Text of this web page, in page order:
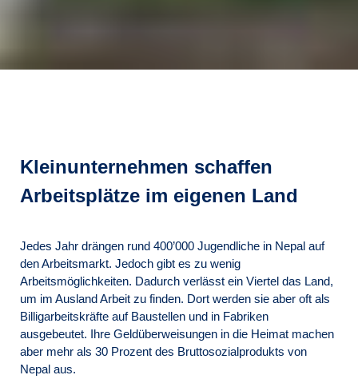
Kleinunternehmen schaffen
Arbeitsplätze im eigenen Land
Jedes Jahr drängen rund 400’000 Jugendliche in Nepal auf
den Arbeitsmarkt. Jedoch gibt es zu wenig
Arbeitsmöglichkeiten. Dadurch verlässt ein Viertel das Land,
um im Ausland Arbeit zu finden. Dort werden sie aber oft als
Billigarbeitskräfte auf Baustellen und in Fabriken
ausgebeutet. Ihre Geldüberweisungen in die Heimat machen
aber mehr als 30 Prozent des Bruttosozialprodukts von
Nepal aus.